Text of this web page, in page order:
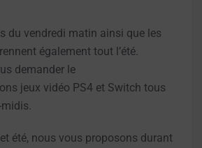
du vendredi matin ainsi que les
également tout l’été.
demander le
jeux vidéo PS4 et Switch tous
été, nous vous proposons durant